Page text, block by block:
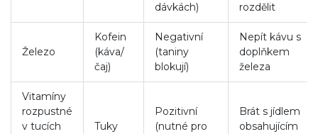
dávkách)
rozdělit
Železo
Kofein
(káva/
čaj)
Negativní
(taniny
blokují)
Nepít kávu s
doplňkem
železa
Vitamíny
rozpustné
v tucích
Tuky
Pozitivní
(nutné pro
Brát s jídlem
obsahujícím